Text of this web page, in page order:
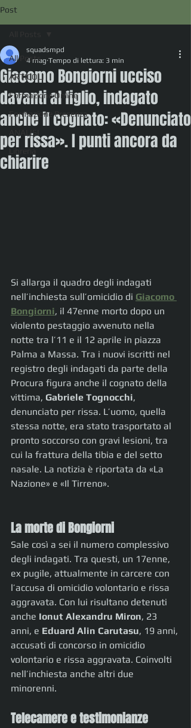
Post
All Posts
ARTICOLI
Formazione Online
Formazione Presenza
ANALISI
Libreria
Giacomo Bongiorni ucciso
davanti al figlio, indagato
anche il cognato: «Denunciato
per rissa». I punti ancora da
chiarire
squadsmpd
4 mag Tempo di lettura: 3 min
Si allarga il quadro degli indagati
nell’inchiesta sull’omicidio di Giacomo
Bongiorni, il 47enne morto dopo un
violento pestaggio avvenuto nella
notte tra l’11 e il 12 aprile in piazza
Palma a Massa. Tra i nuovi iscritti nel
registro degli indagati da parte della
Procura figura anche il cognato della
vittima, Gabriele Tognocchi,
denunciato per rissa. L’uomo, quella
stessa notte, era stato trasportato al
pronto soccorso con gravi lesioni, tra
cui la frattura della tibia e del setto
nasale. La notizia è riportata da «La
Nazione» e «Il Tirreno».
La morte di Bongiorni
Sale così a sei il numero complessivo
degli indagati. Tra questi, un 17enne,
ex pugile, attualmente in carcere con
l’accusa di omicidio volontario e rissa
aggravata. Con lui risultano detenuti
anche Ionut Alexandru Miron, 23
anni, e Eduard Alin Carutasu, 19 anni,
accusati di concorso in omicidio
volontario e rissa aggravata. Coinvolti
nell’inchiesta anche altri due
minorenni.
Telecamere e testimonianze